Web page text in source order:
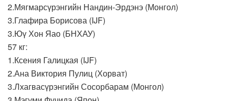
2.Мягмарсүрэнгийн Нандин-Эрдэнэ (Монгол)
3.Глафира Борисова (IJF)
3.Юү Хон Яао (БНХАУ)
57 кг:
1.Ксения Галицкая (IJF)
2.Ана Виктория Пулиц (Хорват)
3.Лхагвасүрэнгийн Сосорбарам (Монгол)